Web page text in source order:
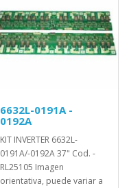
6632L-0191A -
0192A
KIT INVERTER 6632L-
0191A/-0192A 37" Cod. -
RL25105 Imagen
orientativa, puede variar a